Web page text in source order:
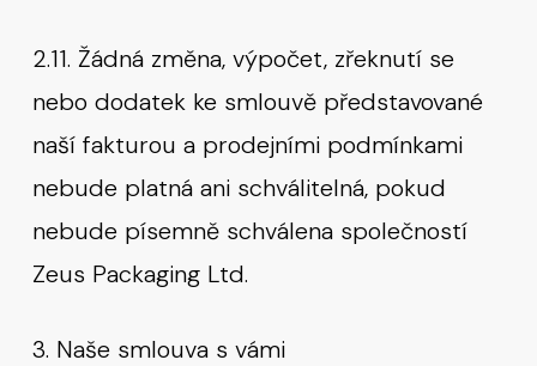
2.11. Žádná změna, výpočet, zřeknutí se
nebo dodatek ke smlouvě představované
naší fakturou a prodejními podmínkami
nebude platná ani schválitelná, pokud
nebude písemně schválena společností
Zeus Packaging Ltd.
3. Naše smlouva s vámi